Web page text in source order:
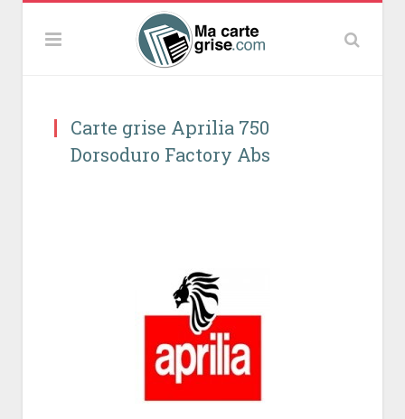
Carte grise Aprilia 750
Dorsoduro Factory Abs